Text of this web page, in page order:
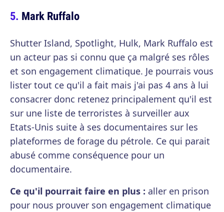
Mark Ruffalo
Shutter Island, Spotlight, Hulk, Mark Ruffalo est
un acteur pas si connu que ça malgré ses rôles
et son engagement climatique. Je pourrais vous
lister tout ce qu'il a fait mais j'ai pas 4 ans à lui
consacrer donc retenez principalement qu'il est
sur une liste de terroristes à surveiller aux
Etats-Unis suite à ses documentaires sur les
plateformes de forage du pétrole. Ce qui parait
abusé comme conséquence pour un
documentaire.
Ce qu'il pourrait faire en plus : aller en prison
pour nous prouver son engagement climatique